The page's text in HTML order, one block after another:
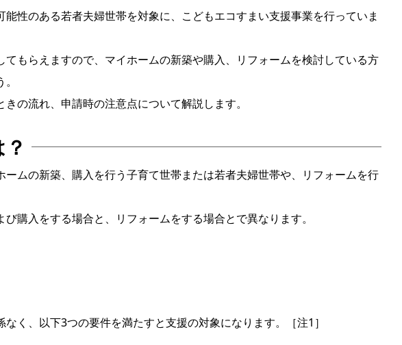
性のある若者夫婦世帯を対象に、こどもエコすまい支援事業を行っていま
もらえますので、マイホームの新築や購入、リフォームを検討している方
の流れ、申請時の注意点について解説します。
ムの新築、購入を行う子育て世帯または若者夫婦世帯や、リフォームを行
購入をする場合と、リフォームをする場合とで異なります。
く、以下3つの要件を満たすと支援の対象になります。［注1］